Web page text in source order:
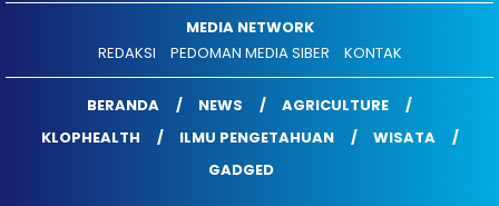
MEDIA NETWORK
REDAKSI
PEDOMAN MEDIA SIBER KONTAK
BERANDA NEWS
AGRICULTURE
KLOPHEALTH
ILMU PENGETAHUAN
WISATA
GADGED